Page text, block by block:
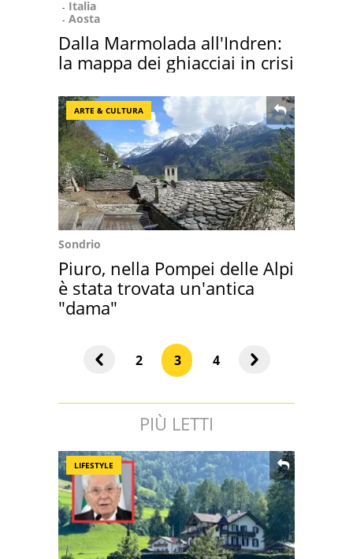
Italia
Aosta
Dalla Marmolada all'Indren:
la mappa dei ghiacciai in crisi
ARTE & CULTURA
Sondrio
Piuro, nella Pompei delle Alpi
è stata trovata un'antica
"dama"
2 3 4
PIÙ LETTI
LIFESTYLE